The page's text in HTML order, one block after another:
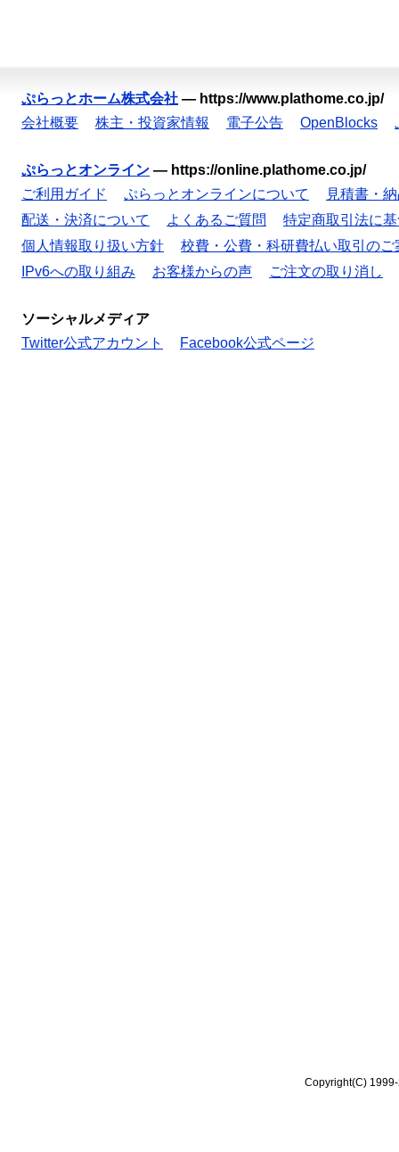
ぷらっとホーム株式会社 — https://www.plathome.co.jp/
会社概要
株主・投資家情報 電子公告 OpenBlocks
ぷらっとオンライン — https://online.plathome.co.jp/
ご利用ガイド
ぷらっとオンラインについて
見積書・
配送・決済について
よくあるご質問
特定商取引法に
個人情報取り扱い方針
校費・公費・科研費払い取引のご
IPv6への取り組み
お客様からの声 ご注文の取り消し
ソーシャルメディア
Twitter公式アカウント
Facebook公式ページ
Copyright(C)